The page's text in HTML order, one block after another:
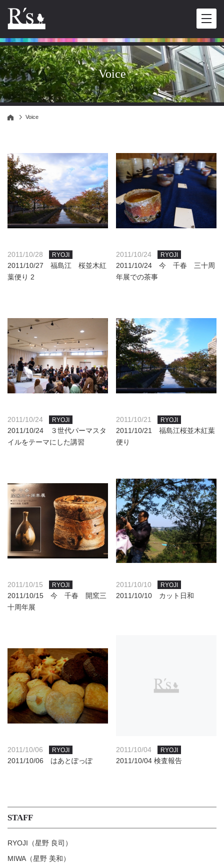
Voice
Voice
2011/10/28 RYOJI
2011/10/27 福島江 桜並木紅
葉便り 2
2011/10/24 RYOJI
2011/10/24 今 千春 三十周
年展での茶事
2011/10/24 RYOJI
2011/10/24 ３世代パーマスタ
イルをテーマにした講習
2011/10/21 RYOJI
2011/10/21 福島江桜並木紅葉
便り
2011/10/15 RYOJI
2011/10/15 今 千春 開窯三
十周年展
2011/10/10 RYOJI
2011/10/10 カット日和
2011/10/06 RYOJI
2011/10/06 はあとぽっぽ
2011/10/04 RYOJI
2011/10/04 検査報告
STAFF
RYOJI（星野 良司）
MIWA（星野 美和）